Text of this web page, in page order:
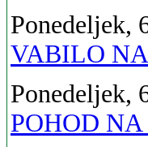
Ponedeljek,
VABILO
Ponedeljek,
POHOD